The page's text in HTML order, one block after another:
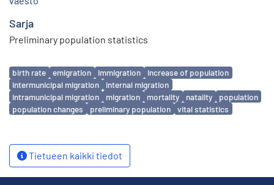
Sarja
Preliminary population statistics
Avainsanat
birth rate emigration immigration
increase of population
intermunicipal migration
internal migration
intramunicipal migration
migration mortality natality
population
population changes
preliminary population vital statistics
Tietueen kaikki tiedot